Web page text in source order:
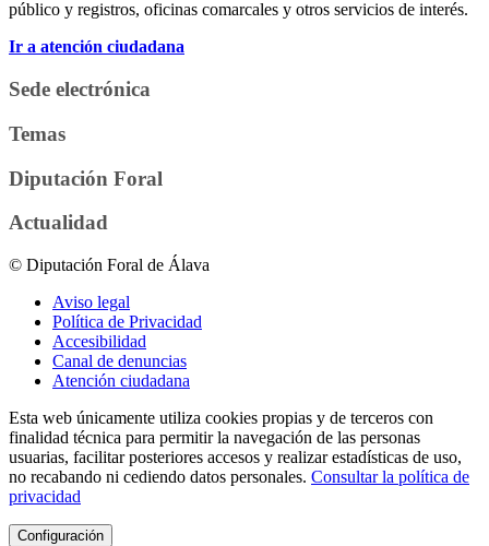
público y registros, oficinas comarcales y otros servicios de interés.
Ir a atención ciudadana
Sede electrónica
Temas
Diputación Foral
Actualidad
© Diputación Foral de Álava
Aviso legal
Política de Privacidad
Accesibilidad
Canal de denuncias
Atención ciudadana
Esta web únicamente utiliza cookies propias y de terceros con
finalidad técnica para permitir la navegación de las personas
usuarias, facilitar posteriores accesos y realizar estadísticas de uso,
no recabando ni cediendo datos personales. Consultar la política de
privacidad
Configuración